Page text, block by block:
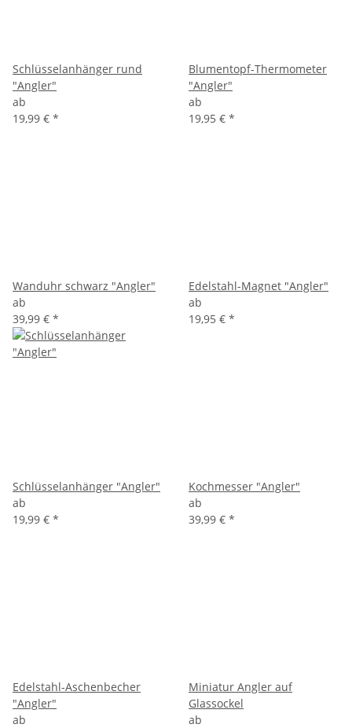
Schlüsselanhänger rund
"Angler"
ab
19,99 € *
Blumentopf-Thermometer
"Angler"
ab
19,95 € *
Wanduhr schwarz "Angler"
ab
39,99 € *
Edelstahl-Magnet "Angler"
ab
19,95 € *
Schlüsselanhänger "Angler"
ab
19,99 € *
Kochmesser "Angler"
ab
39,99 € *
Edelstahl-Aschenbecher
"Angler"
ab
Miniatur Angler auf
Glassockel
ab